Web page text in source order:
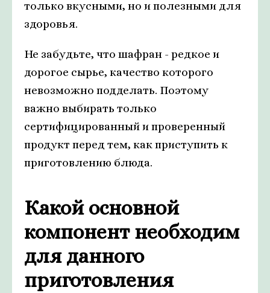
только вкусными, но и полезными для
здоровья.
Не забудьте, что шафран - редкое и
дорогое сырье, качество которого
невозможно подделать. Поэтому
важно выбирать только
сертифицированный и проверенный
продукт перед тем, как приступить к
приготовлению блюда.
Какой основной
компонент необходим
для данного
приготовления